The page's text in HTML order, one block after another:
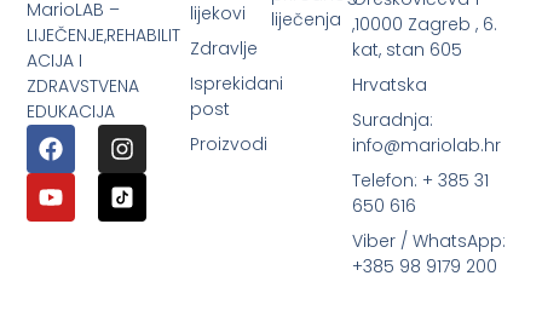
MarioLAB –
LIJEČENJE,REHABILIT
ACIJA I
ZDRAVSTVENA
EDUKACIJA
liječenja
lijekovi
Zdravlje
Isprekidani
post
Proizvodi
,10000 Zagreb , 6.
kat, stan 605
Hrvatska
Suradnja:
info@mariolab.hr
Telefon: + 385 31
650 616
Viber / WhatsApp:
+385 98 9179 200